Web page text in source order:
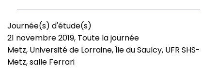
Type
de
manifestation
Journée(s) d'étude(s)
Date
(smart)
21 novembre 2019, Toute la journée
Lieu
Metz, Université de Lorraine, Île du Saulcy, UFR SHS-
Metz, salle Ferrari